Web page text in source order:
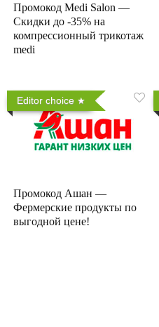
Промокод Medi Salon —
Скидки до -35% на
компрессионный трикотаж
medi
Editor choice
Промокод Ашан —
Фермерские продукты по
выгодной цене!